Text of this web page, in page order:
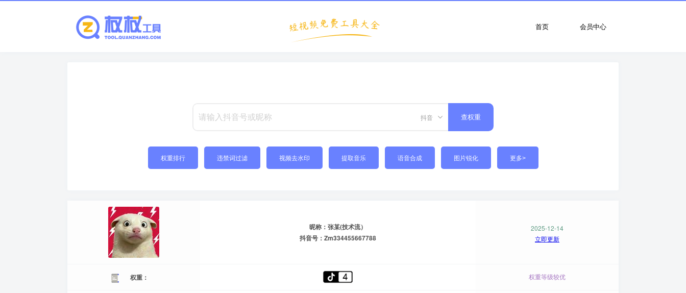
会员中心
首页
抖音 查权重
权重排行 违禁词过滤 视频去水印 提取音乐 语音合成 图片锐化 更多>
昵称：张某(技术流）
抖音号：Zm334455667788
2025-12-14
立即更新
权重： 权重等级较优